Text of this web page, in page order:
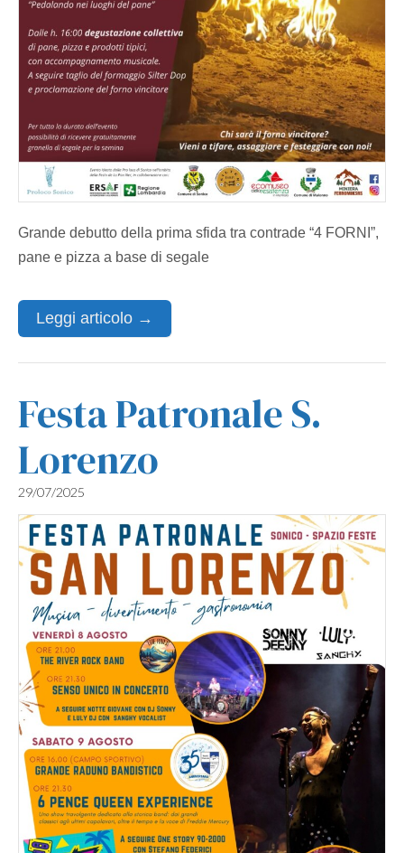
Grande debutto della prima sfida tra contrade “4 FORNI”,
pane e pizza a base di segale
Leggi articolo →
Festa Patronale S.
Lorenzo
29/07/2025